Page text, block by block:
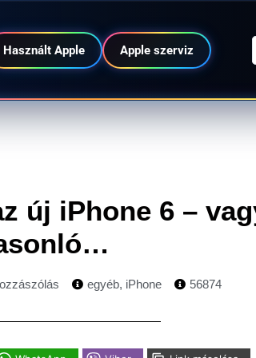
Használt Apple Apple szerviz
új iPhone 6 –
egyéb, iPhone 56874